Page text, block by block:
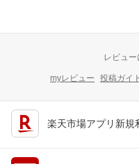
レビュ
myレビュー 投稿ガイ
楽天市場アプリ新規